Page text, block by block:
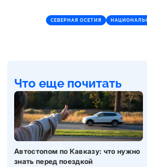
СЕВЕРНАЯ ОСЕТИЯ
Что еще почитать
Автостопом по Кавказу: что нужно
знать перед поездкой